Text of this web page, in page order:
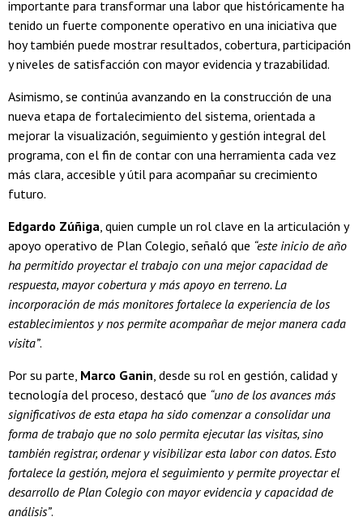
importante para transformar una labor que históricamente ha
tenido un fuerte componente operativo en una iniciativa que
hoy también puede mostrar resultados, cobertura, participación
y niveles de satisfacción con mayor evidencia y trazabilidad.
Asimismo, se continúa avanzando en la construcción de una
nueva etapa de fortalecimiento del sistema, orientada a
mejorar la visualización, seguimiento y gestión integral del
programa, con el fin de contar con una herramienta cada vez
más clara, accesible y útil para acompañar su crecimiento
futuro.
Edgardo Zúñiga, quien cumple un rol clave en la articulación y
apoyo operativo de Plan Colegio, señaló que “este inicio de año
ha permitido proyectar el trabajo con una mejor capacidad de
respuesta, mayor cobertura y más apoyo en terreno. La
incorporación de más monitores fortalece la experiencia de los
establecimientos y nos permite acompañar de mejor manera cada
visita”.
Por su parte, Marco Ganin, desde su rol en gestión, calidad y
tecnología del proceso, destacó que “uno de los avances más
significativos de esta etapa ha sido comenzar a consolidar una
forma de trabajo que no solo permita ejecutar las visitas, sino
también registrar, ordenar y visibilizar esta labor con datos. Esto
fortalece la gestión, mejora el seguimiento y permite proyectar el
desarrollo de Plan Colegio con mayor evidencia y capacidad de
análisis”.